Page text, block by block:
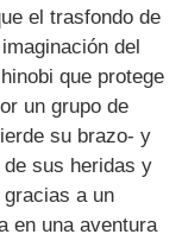
el trasfondo de
del
que protege
un grupo de
su brazo- y
sus heridas y
a un
en una aventura